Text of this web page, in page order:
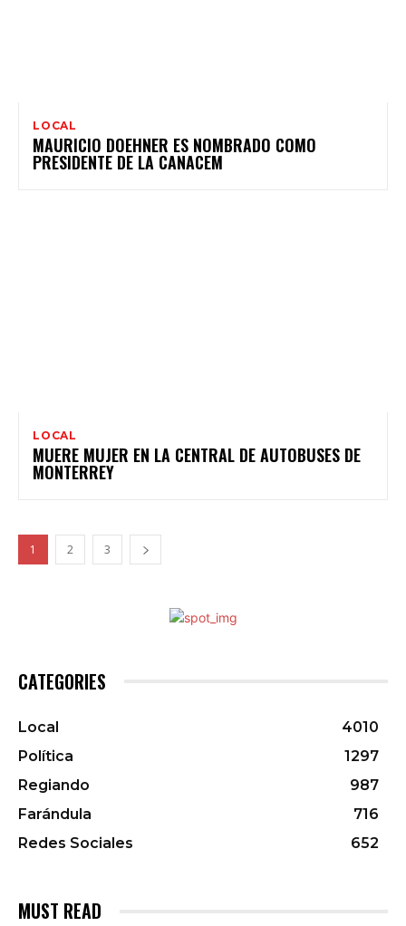
LOCAL
MAURICIO DOEHNER ES NOMBRADO COMO
PRESIDENTE DE LA CANACEM
LOCAL
MUERE MUJER EN LA CENTRAL DE AUTOBUSES DE
MONTERREY
1 2 3
CATEGORIES
Local
4010
Política
1297
Regiando
987
Farándula
716
Redes Sociales
652
MUST READ